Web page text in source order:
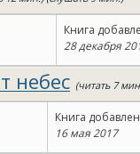
Книга
28 декабря
небес (читать 7
Книга
16 мая 2017